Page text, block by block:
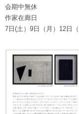
会期中無休
作家在廊日
7日(土）9日（月）12日（